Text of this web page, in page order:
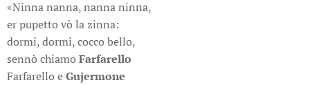
«Ninna nanna, nanna ninna,
er pupetto vò la zinna:
dormi, dormi, cocco bello,
sennò chiamo Farfarello
Farfarello eGujermone